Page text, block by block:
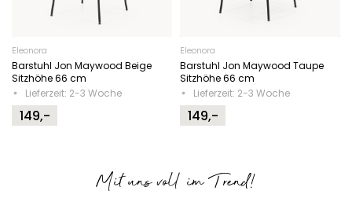
Eleonora
Barstuhl Jon Maywood Beige
Sitzhöhe 66 cm
Lieferzeit: 2-3 Woche
149,-
Eleonora
Barstuhl Jon Maywood Taupe
Sitzhöhe 66 cm
Lieferzeit: 2-3 Woche
149,-
Mit uns voll im Trend!